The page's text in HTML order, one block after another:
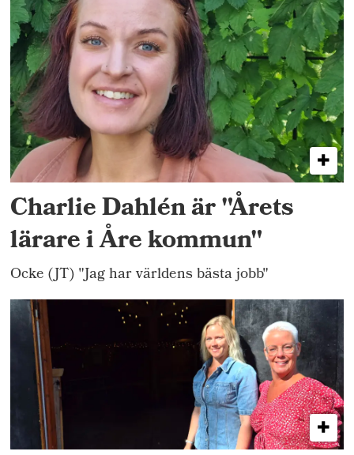
Charlie Dahlén är "Årets
lärare i Åre kommun"
Ocke (JT) "Jag har världens bästa jobb"